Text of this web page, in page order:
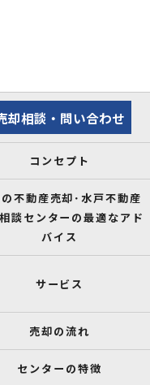
却相談・問い合わせ
コンセプト
不動産売却･水戸不動産
談センターの最適なアド
バイス
サービス
売却の流れ
センターの特徴